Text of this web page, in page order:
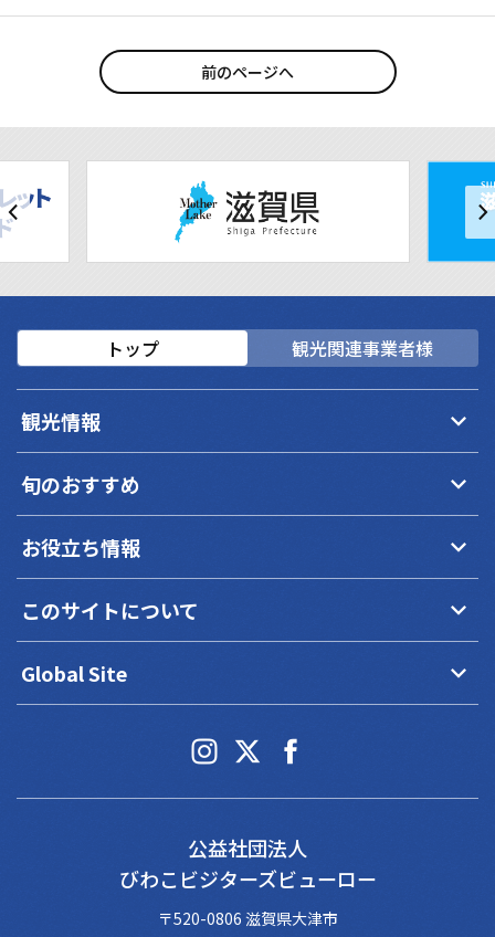
前のページへ
トップ 観光関連事業者様
観光情報 keyboard_arrow_down
旬のおすすめ keyboard_arrow_down
お役立ち情報 keyboard_arrow_down
このサイトについて keyboard_arrow_down
Global Site keyboard_arrow_down
公益社団法人
びわこビジターズビューロー
〒520-0806 滋賀県大津市